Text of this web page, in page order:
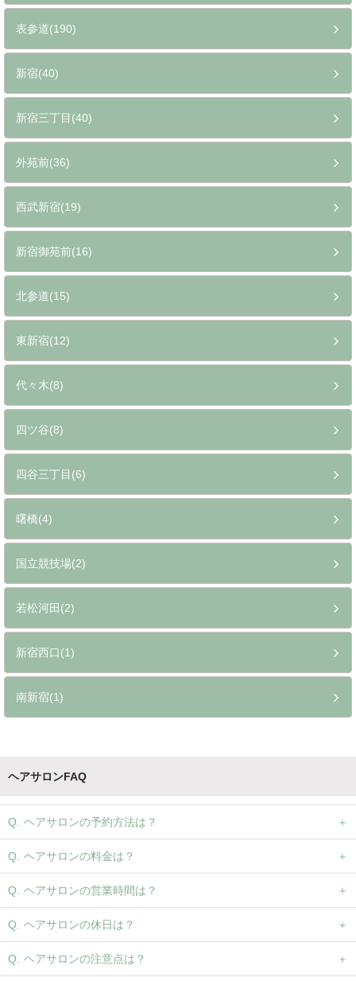
表参道(190)
新宿(40)
新宿三丁目(40)
外苑前(36)
西武新宿(19)
新宿御苑前(16)
北参道(15)
東新宿(12)
代々木(8)
四ツ谷(8)
四谷三丁目(6)
曙橋(4)
国立競技場(2)
若松河田(2)
新宿西口(1)
南新宿(1)
ヘアサロンFAQ
ヘアサロンの予約方法は？
ヘアサロンの料金は？
ヘアサロンの営業時間は？
ヘアサロンの休日は？
ヘアサロンの注意点は？